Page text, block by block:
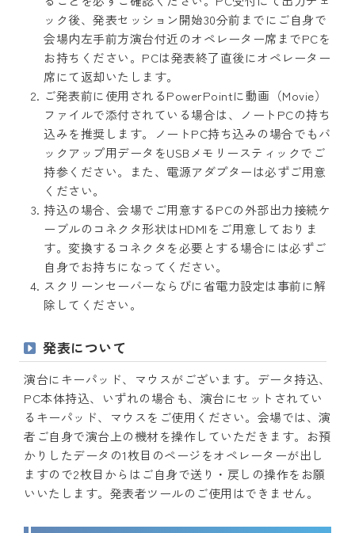
ック後、発表セッション開始30分前までにご自身で
会場内左手前方演台付近のオペレーター席までPCを
お持ちください。PCは発表終了直後にオペレーター
席にて返却いたします。
ご発表前に使用されるPowerPointに動画（Movie）
ファイルで添付されている場合は、ノートPCの持ち
込みを推奨します。ノートPC持ち込みの場合でもバ
ックアップ用データをUSBメモリースティックでご
持参ください。また、電源アダプターは必ずご用意
ください。
持込の場合、会場でご用意するPCの外部出力接続ケ
ーブルのコネクタ形状はHDMIをご用意しておりま
す。変換するコネクタを必要とする場合には必ずご
自身でお持ちになってください。
スクリーンセーバーならびに省電力設定は事前に解
除してください。
発表について
演台にキーパッド、マウスがございます。データ持込、
PC本体持込、いずれの場合も、演台にセットされてい
るキーパッド、マウスをご使用ください。会場では、演
者ご自身で演台上の機材を操作していただきます。お預
かりしたデータの1枚目のページをオペレーターが出し
ますので2枚目からはご自身で送り・戻しの操作をお願
いいたします。発表者ツールのご使用はできません。